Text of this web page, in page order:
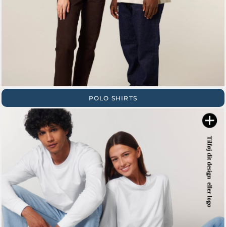
POLO SHIRTS